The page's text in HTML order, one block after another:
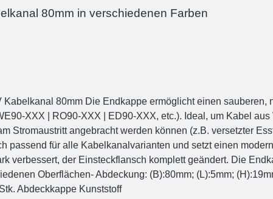
80mm in verschiedenen Farben
80mm Die Endkappe ermöglicht einen
XXX | RO90-XXX | ED90-XXX, etc.). Ideal, um Kabel
Stromaustritt angebracht werden können (z.B. versetzter
passend für alle Kabelkanalvarianten und setzt einen
verbessert, der Einsteckflansch komplett geändert. Die
Oberflächen- Abdeckung: (B):80mm; (L):5mm;
Lieferumfang - 2 Stk. Abdeckkappe Kunststoff